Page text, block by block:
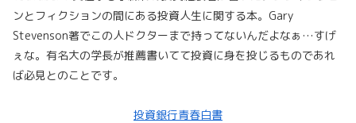
ンとフィクションの間にある投資人生に関する本。Gary
Stevenson著でこの人ドクターまで持ってないんだよなぁ…すげ
ぇな。有名大の学長が推薦書いてて投資に身を投じるものであれ
ば必見とのことです。
投資銀行青春白書